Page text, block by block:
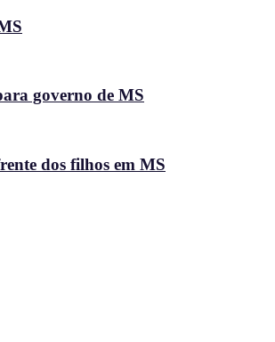
governo de MS
dos filhos em MS